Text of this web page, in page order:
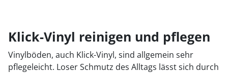
Klick-Vinyl reinigen und pflegen
Vinylböden, auch Klick-Vinyl, sind allgemein sehr
pflegeleicht. Loser Schmutz des Alltags lässt sich durch